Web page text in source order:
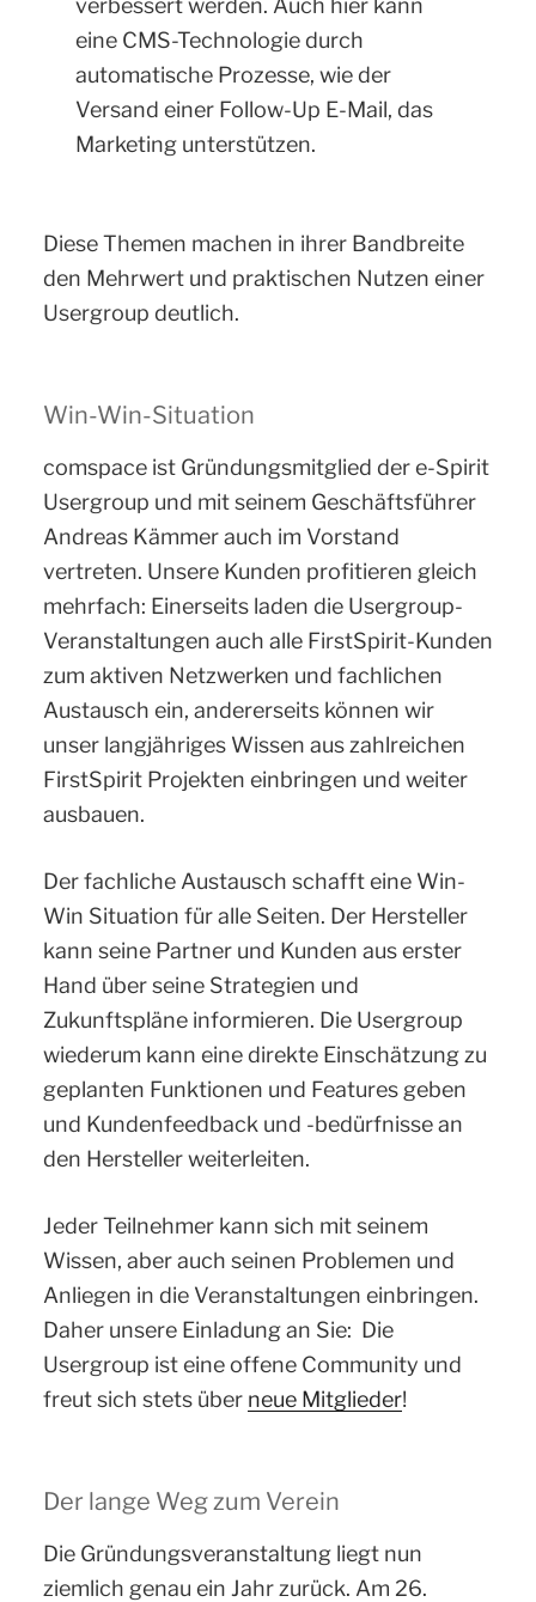
eine CMS-Technologie durch
automatische Prozesse, wie der
Versand einer Follow-Up E-Mail, das
Marketing unterstützen.
Diese Themen machen in ihrer Bandbreite
den Mehrwert und praktischen Nutzen einer
Usergroup deutlich.
Win-Win-Situation
comspace ist Gründungsmitglied der e-Spirit
Usergroup und mit seinem Geschäftsführer
Andreas Kämmer auch im Vorstand
vertreten. Unsere Kunden profitieren gleich
mehrfach: Einerseits laden die Usergroup-
Veranstaltungen auch alle FirstSpirit-Kunden
zum aktiven Netzwerken und fachlichen
Austausch ein, andererseits können wir
unser langjähriges Wissen aus zahlreichen
FirstSpirit Projekten einbringen und weiter
ausbauen.
Der fachliche Austausch schafft eine Win-
Win Situation für alle Seiten. Der Hersteller
kann seine Partner und Kunden aus erster
Hand über seine Strategien und
Zukunftspläne informieren. Die Usergroup
wiederum kann eine direkte Einschätzung zu
geplanten Funktionen und Features geben
und Kundenfeedback und -bedürfnisse an
den Hersteller weiterleiten.
Jeder Teilnehmer kann sich mit seinem
Wissen, aber auch seinen Problemen und
Anliegen in die Veranstaltungen einbringen.
Daher unsere Einladung an Sie: Die
Usergroup ist eine offene Community und
freut sich stets über neue Mitglieder!
Der lange Weg zum Verein
Die Gründungsveranstaltung liegt nun
ziemlich genau ein Jahr zurück. Am 26.